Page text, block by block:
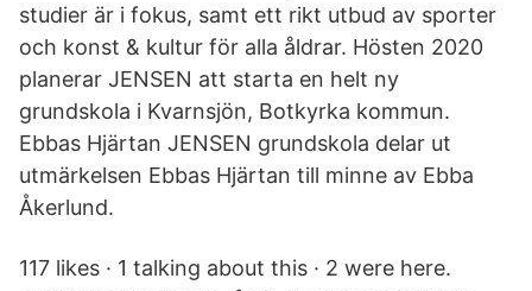
studier är i fokus, samt ett rikt utbud av sporter
och konst & kultur för alla åldrar. Hösten 2020
planerar JENSEN att starta en helt ny
grundskola i Kvarnsjön, Botkyrka kommun.
Ebbas Hjärtan JENSEN grundskola delar ut
utmärkelsen Ebbas Hjärtan till minne av Ebba
Åkerlund.
117 likes · 1 talking about this · 2 were here.